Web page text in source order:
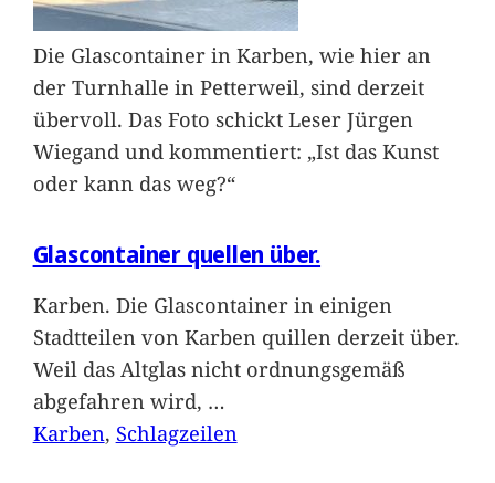
Die Glascontainer in Karben, wie hier an
der Turnhalle in Petterweil, sind derzeit
übervoll. Das Foto schickt Leser Jürgen
Wiegand und kommentiert: „Ist das Kunst
oder kann das weg?“
Glascontainer quellen über.
Karben. Die Glascontainer in einigen
Stadtteilen von Karben quillen derzeit über.
Weil das Altglas nicht ordnungsgemäß
abgefahren wird, …
Karben, Schlagzeilen